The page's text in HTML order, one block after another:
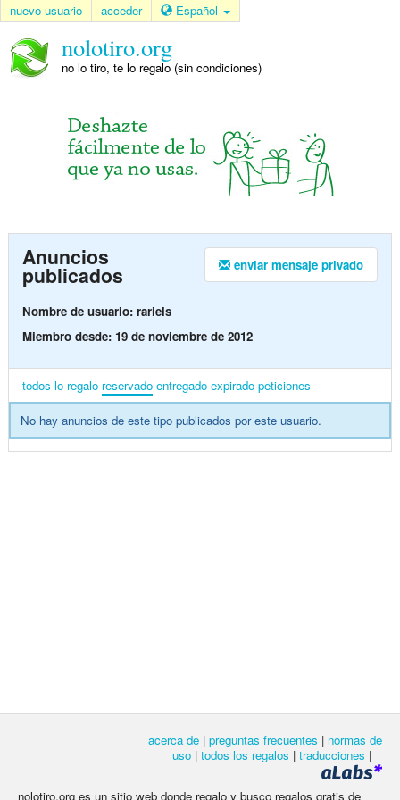
nuevo usuario acceder Español
nolotiro.org
no lo tiro, te lo regalo (sin condiciones)
enviar mensaje privado
Anuncios
publicados
Nombre de usuario: rariels
Miembro desde: 19 de noviembre de 2012
todos lo regalo reservado entregado expirado peticiones
No hay anuncios de este tipo publicados por este usuario.
acerca de | preguntas frecuentes | normas de
uso | todos los regalos | traducciones |
nolotiro.org es un sitio web donde regalo y busco regalos gratis de